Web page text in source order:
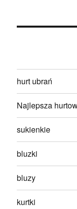
hurt ubrań
Najlepsza
sukienkie
bluzki
bluzy
kurtki